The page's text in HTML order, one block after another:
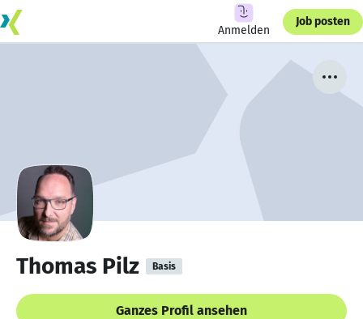
Anmelden
Job posten
Thomas Pilz Basis
Ganzes Profil ansehen